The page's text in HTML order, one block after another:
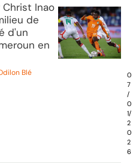
Christ Inao
de
d'un
en
Blé
0
7
/
0
1/
2
0
2
6